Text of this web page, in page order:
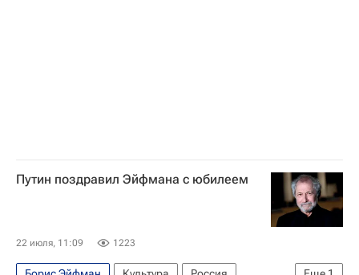
Путин поздравил Эйфмана с юбилеем
22 июля, 11:09 1223